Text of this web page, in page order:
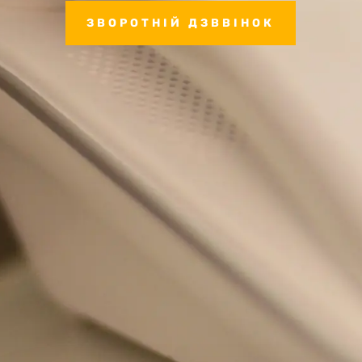
ЗВОРОТНІЙ ДЗВВІНОК